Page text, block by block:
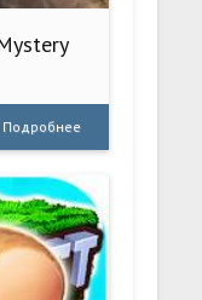
Подробнее